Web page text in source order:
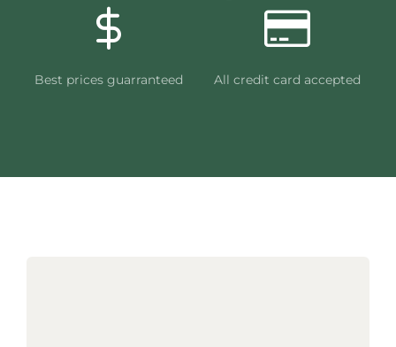
Best prices guarranteed All credit card accepted